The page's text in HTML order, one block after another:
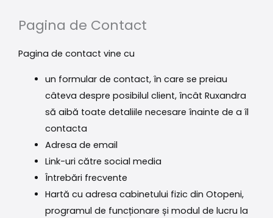
Pagina de Contact
Pagina de contact vine cu
un formular de contact, în care se preiau
câteva despre posibilul client, încât Ruxandra
să aibă toate detaliile necesare înainte de a îl
contacta
Adresa de email
Link-uri către social media
Întrebări frecvente
Hartă cu adresa cabinetului fizic din Otopeni,
programul de funcționare și modul de lucru la